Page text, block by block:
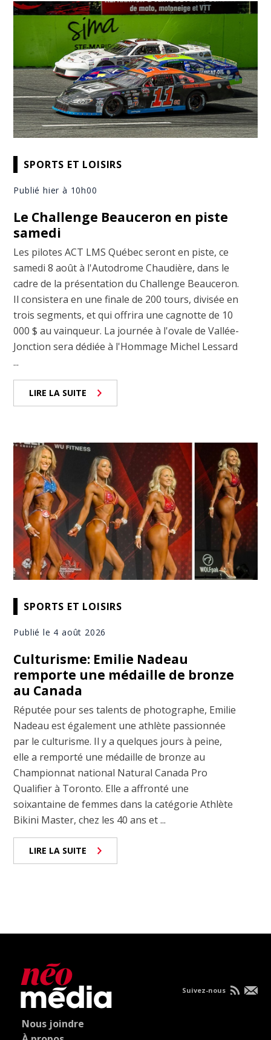
SPORTS ET LOISIRS
Publié hier à 10h00
Le Challenge Beauceron en piste
samedi
Les pilotes ACT LMS Québec seront en piste, ce
samedi 8 août à l'Autodrome Chaudière, dans le
cadre de la présentation du Challenge Beauceron.
Il consistera en une finale de 200 tours, divisée en
trois segments, et qui offrira une cagnotte de 10
000 $ au vainqueur. La journée à l'ovale de Vallée-
Jonction sera dédiée à l'Hommage Michel Lessard
...
LIRE LA SUITE
SPORTS ET LOISIRS
Publié le 4 août 2026
Culturisme: Emilie Nadeau
remporte une médaille de bronze
au Canada
Réputée pour ses talents de photographe, Emilie
Nadeau est également une athlète passionnée
par le culturisme. Il y a quelques jours à peine,
elle a remporté une médaille de bronze au
Championnat national Natural Canada Pro
Qualifier à Toronto. Elle a affronté une
soixantaine de femmes dans la catégorie Athlète
Bikini Master, chez les 40 ans et ...
LIRE LA SUITE
Nous joindre
Suivez-nous